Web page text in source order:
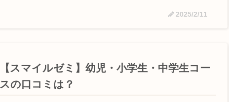
2025/2/11
【スマイルゼミ】幼児・小学生・中学生コー
スの口コミは？